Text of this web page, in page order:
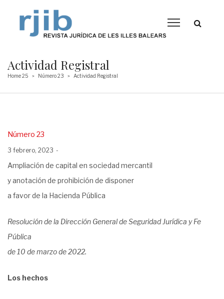
Actividad Registral
Home 25 > Número 23 > Actividad Registral
Posted
in
Número 23
Posted
3 febrero, 2023
Ampliación de capital en sociedad mercantil
y anotación de prohibición de disponer
a favor de la Hacienda Pública
Resolución de la Dirección General de Seguridad Jurídica y Fe
Pública
de 10 de marzo de 2022.
Los hechos